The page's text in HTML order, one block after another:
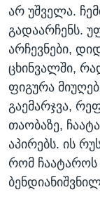
არ უშველა.
გადაარჩენს.
არჩევნები,
ცხინვალში,
ფიგურა
გაემარჯვა,
თაობაზე,
აპირებს. ის
რომ ჩაატაროს